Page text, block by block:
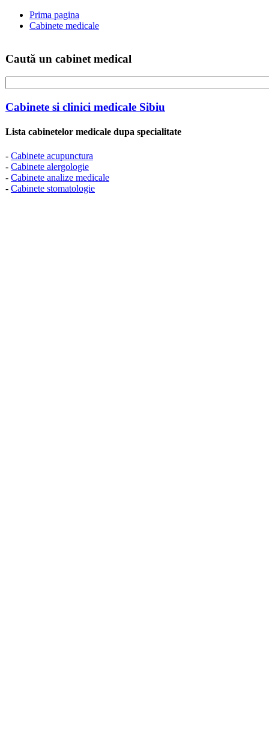
Prima pagina
Cabinete medicale
Caută un cabinet medical
Cabinete si clinici medicale Sibiu
Lista cabinetelor medicale dupa specialitate
- Cabinete acupunctura
- Cabinete alergologie
- Cabinete analize medicale
- Cabinete stomatologie